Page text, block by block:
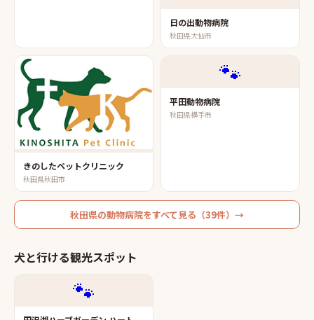
日の出動物病院
秋田県大仙市
きのしたペットクリニック
秋田県秋田市
🐾
平田動物病院
秋田県横手市
秋田県の動物病院をすべて見る（39件）→
犬と行ける観光スポット
🐾